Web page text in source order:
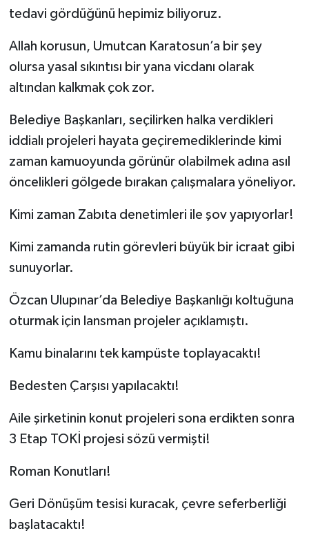
tedavi gördüğünü hepimiz biliyoruz.
Allah korusun, Umutcan Karatosun’a bir şey
olursa yasal sıkıntısı bir yana vicdanı olarak
altından kalkmak çok zor.
Belediye Başkanları, seçilirken halka verdikleri
iddialı projeleri hayata geçiremediklerinde kimi
zaman kamuoyunda görünür olabilmek adına asıl
öncelikleri gölgede bırakan çalışmalara yöneliyor.
Kimi zaman Zabıta denetimleri ile şov yapıyorlar!
Kimi zamanda rutin görevleri büyük bir icraat gibi
sunuyorlar.
Özcan Ulupınar’da Belediye Başkanlığı koltuğuna
oturmak için lansman projeler açıklamıştı.
Kamu binalarını tek kampüste toplayacaktı!
Bedesten Çarşısı yapılacaktı!
Aile şirketinin konut projeleri sona erdikten sonra
3 Etap TOKİ projesi sözü vermişti!
Roman Konutları!
Geri Dönüşüm tesisi kuracak, çevre seferberliği
başlatacaktı!